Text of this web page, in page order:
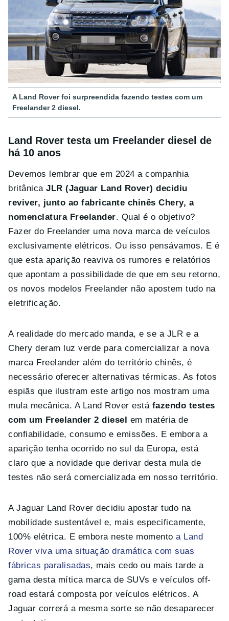
A Land Rover foi surpreendida fazendo testes com um
Freelander 2 diesel.
Land Rover testa um Freelander diesel de
há 10 anos
Devemos lembrar que em 2024 a companhia
britânicaJLR (Jaguar Land Rover) decidiu
reviver, junto ao fabricante chinês Chery, a
nomenclatura Freelander. Qual é o objetivo?
Fazer do Freelander uma nova marca de veículos
exclusivamente elétricos. Ou isso pensávamos. E é
que esta aparição reaviva os rumores e relatórios
que apontam a possibilidade de que em seu retorno,
os novos modelos Freelander não apostem tudo na
eletrificação.
A realidade do mercado manda, e se a JLR e a
Chery deram luz verde para comercializar a nova
marca Freelander além do território chinês, é
necessário oferecer alternativas térmicas. As fotos
espiãs que ilustram este artigo nos mostram uma
mula mecânica. A Land Rover está fazendo testes
com um Freelander 2 diesel
em matéria de
confiabilidade, consumo e emissões. E embora a
aparição tenha ocorrido no sul da Europa, está
claro que a novidade que derivar desta mula de
testes não será comercializada em nosso território.
A Jaguar Land Rover decidiu apostar tudo na
mobilidade sustentável e, mais especificamente,
100% elétrica. E embora neste momentoa Land
Rover viva uma situação dramática com suas
fábricas paralisadas, mais cedo ou mais tarde a
gama desta mítica marca de SUVs e veículos off-
road estará composta por veículos elétricos. A
Jaguar correrá a mesma sorte se não desaparecer